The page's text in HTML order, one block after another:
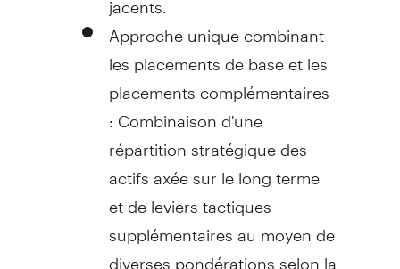
Approche unique combinant
les placements de base et les
placements complémentaires
: Combinaison d'une
répartition stratégique des
actifs axée sur le long terme
et de leviers tactiques
supplémentaires au moyen de
diverses pondérations selon la